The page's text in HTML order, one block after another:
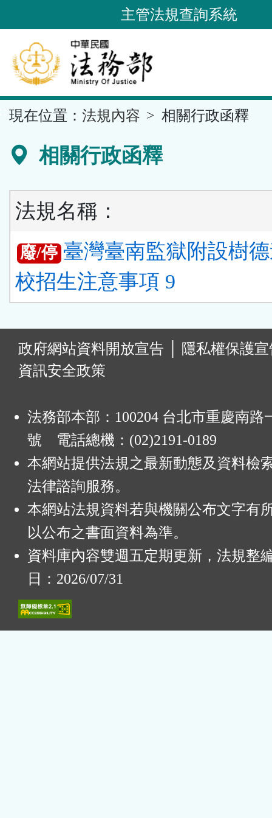
到
要
內
容
區
主管法規查詢系統
現在位置： 法規內容 相關行政函釋
相關行政函釋
法規名稱：
廢/停 臺灣臺南監獄附設樹
校招生注意事項 9
政府網站資料開放宣告
隱私權保護
資訊安全政策
法務部本部：100204 台北市重慶南路
號 電話總機：(02)2191-0189
本網站提供法規之最新動態及資料檢
法律諮詢服務。
本網站法規資料若與機關公布文字有
以公布之書面資料為準。
資料庫內容雙週五定期更新，法規整
日：2026/07/31